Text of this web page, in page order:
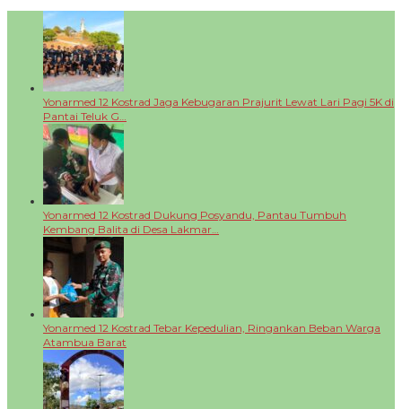
Yonarmed 12 Kostrad Jaga Kebugaran Prajurit Lewat Lari Pagi 5K di
Pantai Teluk G…
Yonarmed 12 Kostrad Dukung Posyandu, Pantau Tumbuh
Kembang Balita di Desa Lakmar…
Yonarmed 12 Kostrad Tebar Kepedulian, Ringankan Beban Warga
Atambua Barat